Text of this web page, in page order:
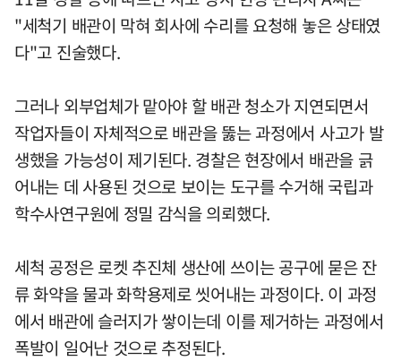
"세척기 배관이 막혀 회사에 수리를 요청해 놓은 상태였
다"고 진술했다.
그러나 외부업체가 맡아야 할 배관 청소가 지연되면서
작업자들이 자체적으로 배관을 뚫는 과정에서 사고가 발
생했을 가능성이 제기된다. 경찰은 현장에서 배관을 긁
어내는 데 사용된 것으로 보이는 도구를 수거해 국립과
학수사연구원에 정밀 감식을 의뢰했다.
세척 공정은 로켓 추진체 생산에 쓰이는 공구에 묻은 잔
류 화약을 물과 화학용제로 씻어내는 과정이다. 이 과정
에서 배관에 슬러지가 쌓이는데 이를 제거하는 과정에서
폭발이 일어난 것으로 추정된다.